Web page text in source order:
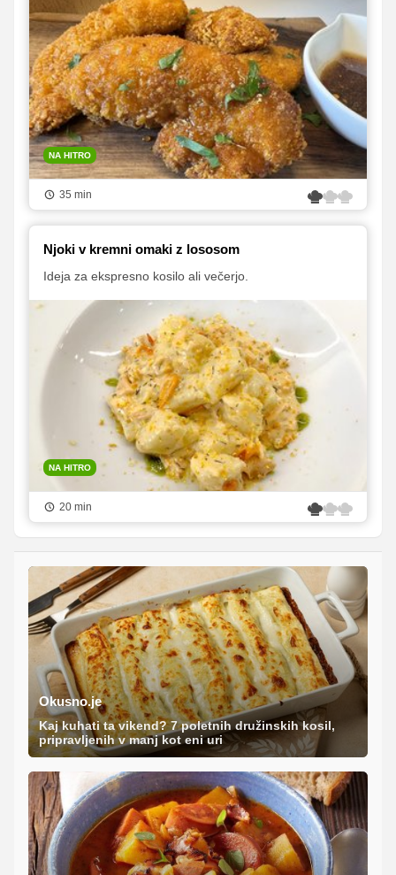
NA HITRO
35 min
Njoki v kremni omaki z lososom
Ideja za ekspresno kosilo ali večerjo.
NA HITRO
20 min
Okusno.je
Kaj kuhati ta vikend? 7 poletnih družinskih kosil,
pripravljenih v manj kot eni uri